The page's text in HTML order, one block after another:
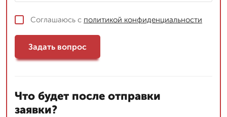
Соглашаюсь с политикой конфиденциальности
Задать вопрос
Что будет после отправки
заявки?